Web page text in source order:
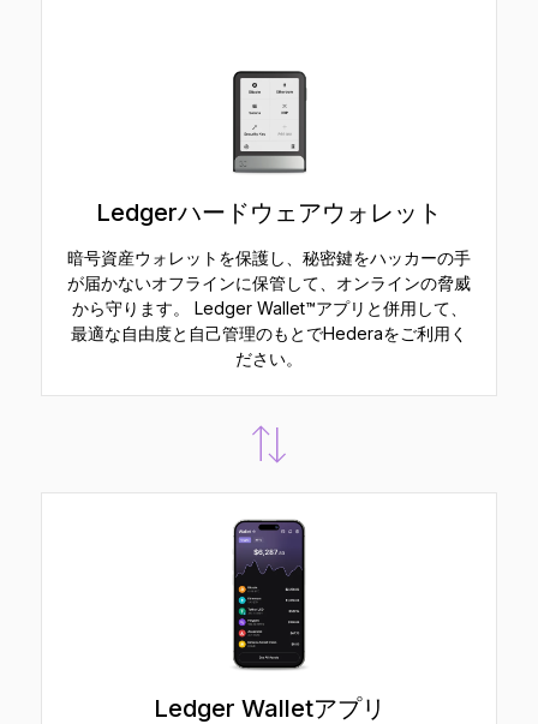
Ledgerハードウェアウォレット
暗号資産ウォレットを保護し、秘密鍵をハッカーの手
が届かないオフラインに保管して、オンラインの脅威
から守ります。 Ledger Wallet™アプリと併用して、
最適な自由度と自己管理のもとでHederaをご利用く
ださい。
Ledger Walletアプリ